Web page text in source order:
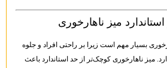
میز ناهارخوری
بسیار مهم است زیرا بر راحتی افراد و جلوه
میز ناهارخوری کوچک‌تر از حد استاندارد باعث